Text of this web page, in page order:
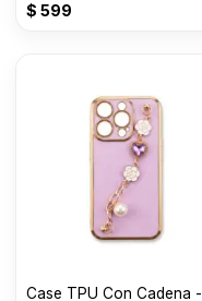
$ 599
Case TPU Con Cadena -